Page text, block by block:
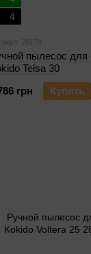
4
25179
пылесос для
Telsa 30
грн
Купить